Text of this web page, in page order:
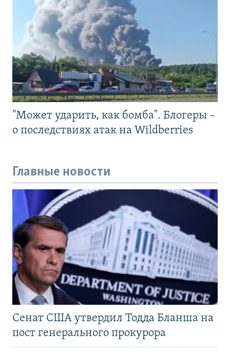
"Может ударить, как бомба". Блогеры –
о последствиях атак на Wildberries
Главные новости
Сенат США утвердил Тодда Бланша на
пост генерального прокурора